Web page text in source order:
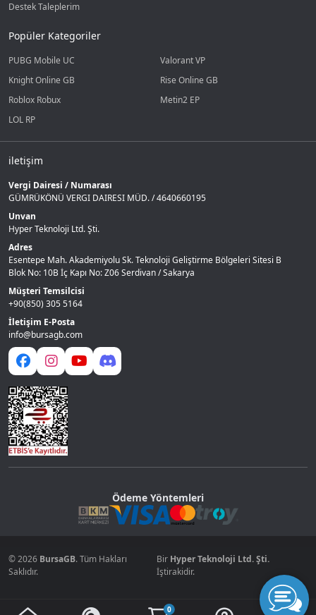
0
Destek Taleplerim
Popüler Kategoriler
PUBG Mobile UC
Valorant VP
Knight Online GB
Rise Online GB
Roblox Robux
Metin2 EP
LOL RP
iletişim
Vergi Dairesi / Numarası
GÜMRÜKÖNÜ VERGI DAIRESI MÜD. / 4640660195
Unvan
Hyper Teknoloji Ltd. Şti.
Adres
Esentepe Mah. Akademiyolu Sk. Teknoloji Geliştirme Bölgeleri Sitesi B
Blok No: 10B İç Kapı No: Z06 Serdivan / Sakarya
Müşteri Temsilcisi
+90(850) 305 5164
İletişim E-Posta
info@bursagb.com
Ödeme Yöntemleri
© 2026 BursaGB. Tüm Hakları
Saklıdır.
Bir Hyper Teknoloji Ltd. Şti.
İştirakidir.